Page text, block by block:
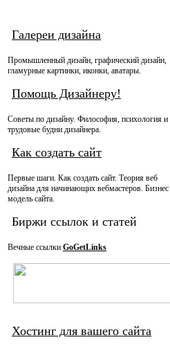
Галереи дизайна
Промышленный дизайн, графический дизайн,
гламурные картинки, иконки, аватары.
Помощь Дизайнеру!
Советы по дизайну. Философия, психология и
трудовые будни дизайнера.
Как создать сайт
Первые шаги. Как создать сайт. Теория веб
дизайна для начинающих вебмастеров. Бизнес
модель сайта.
Биржи ссылок и статей
Вечные ссылки GoGetLinks
Хостинг для вашего сайта